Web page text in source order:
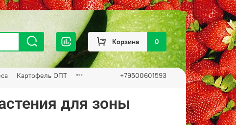
Корзина 0
Картофель ОПТ +79500601593
для зоны